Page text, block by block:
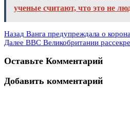
ученые считают, что это не
Назад Ванга предупреждала о
Далее ВВС Великобритании
Оставьте Комментарий
Добавить комментарий